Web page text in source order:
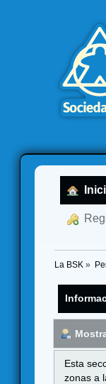
La BSK »
Esta
zonas a